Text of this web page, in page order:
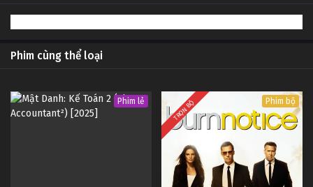
Phim cùng thể loại
Phim lẻ TRỌN BỘ Phim bộ